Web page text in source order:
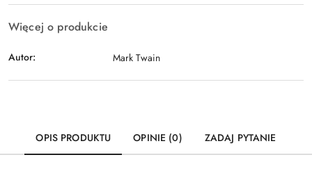
Więcej o produkcie
Autor: Mark Twain
OPIS PRODUKTU OPINIE (0) ZADAJ PYTANIE